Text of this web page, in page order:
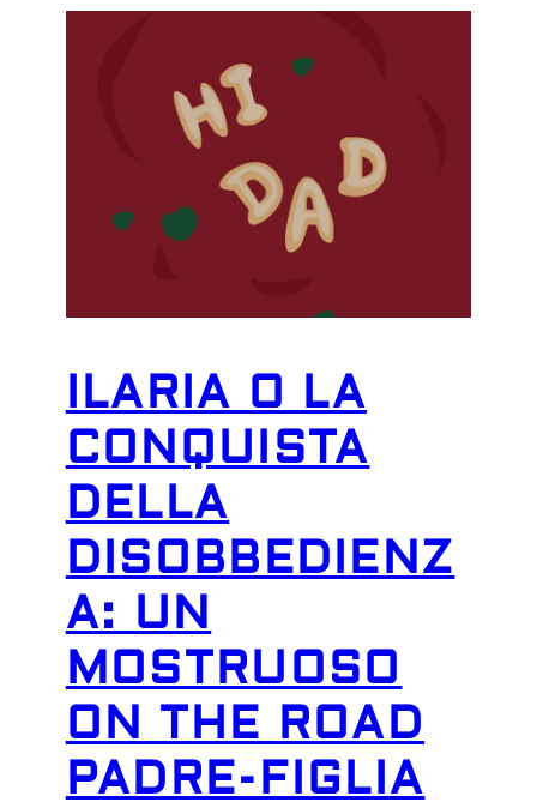
ILARIA O LA
CONQUISTA
DELLA
DISOBBEDIENZ
A: UN
MOSTRUOSO
ON THE ROAD
PADRE-FIGLIA